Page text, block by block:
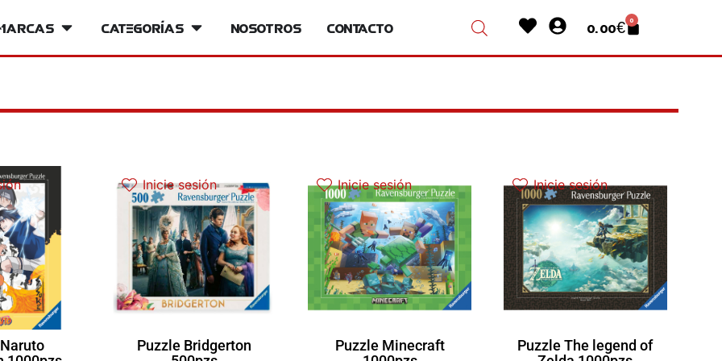
Open MarcasCategorías Open Categorías
Nosotros Contacto HeartUser-
circle
0.00€ 0
Cart
Inicie sesión
Puzzle Bridgerton
Inicie sesión
Puzzle Minecraft
Inicie sesión
Puzzle The legend of